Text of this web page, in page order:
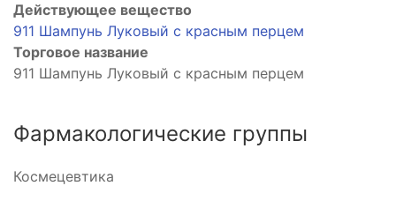
Действующее вещество
911 Шампунь Луковый с красным перцем
Торговое название
911 Шампунь Луковый с красным перцем
Фармакологические группы
Космецевтика